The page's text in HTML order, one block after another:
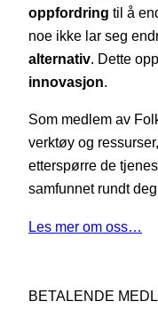
oppfordring til å
noe ikke lar seg
alternativ. Dette
innovasjon.
Som medlem av
verktøy og
etterspørre de
samfunnet rundt
Les mer om oss…
BETALENDE